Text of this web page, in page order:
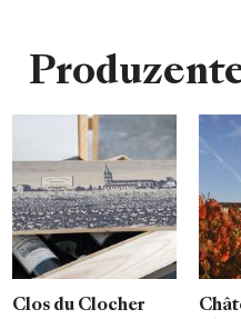
Clos du Clocher